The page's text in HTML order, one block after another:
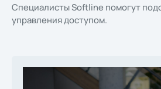
Специалисты Softline помогут
управления доступом.